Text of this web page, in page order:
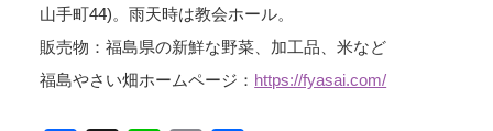
山手町44)。雨天時は教会ホール。
販売物：福島県の新鮮な野菜、加工品、米など
福島やさい畑ホームページ： https://fyasai.com/